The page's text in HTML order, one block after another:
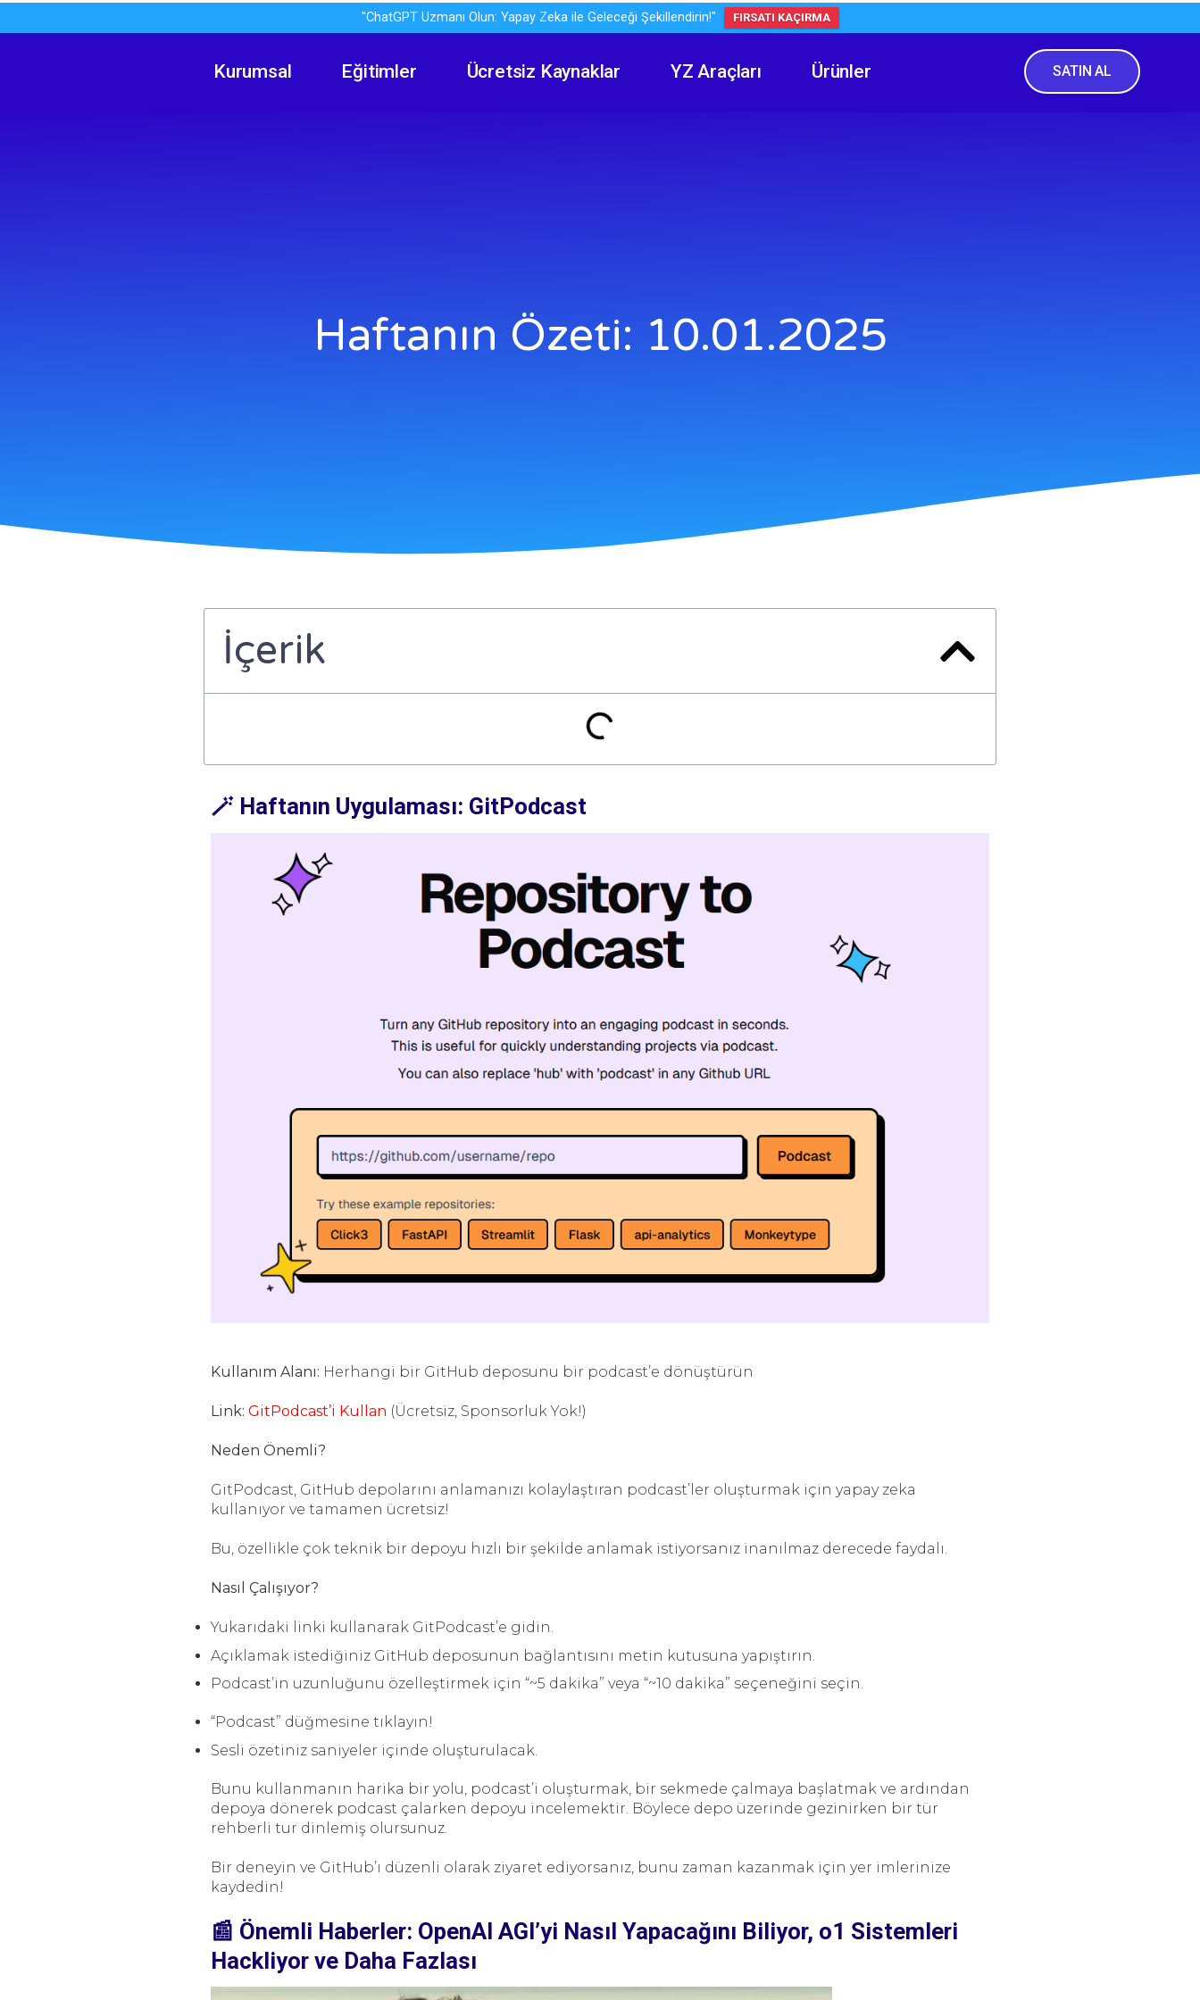
"ChatGPT Uzmanı Olun: Yapay Zeka ile Geleceği Şekillendirin!" FIRSATI KAÇIRMA
Kurumsal Eğitimler Ücretsiz Kaynaklar YZ Araçları Ürünler SATIN AL
Haftanın Özeti: 10.01.2025
İçerik
🪄 Haftanın Uygulaması: GitPodcast
Kullanım Alanı: Herhangi bir GitHub deposunu bir podcast’e dönüştürün
Link: GitPodcast’i Kullan (Ücretsiz, Sponsorluk Yok!)
Neden Önemli?
GitPodcast, GitHub depolarını anlamanızı kolaylaştıran podcast’ler oluşturmak için yapay zeka
kullanıyor ve tamamen ücretsiz!
Bu, özellikle çok teknik bir depoyu hızlı bir şekilde anlamak istiyorsanız inanılmaz derecede faydalı.
Nasıl Çalışıyor?
Yukarıdaki linki kullanarak GitPodcast’e gidin.
Açıklamak istediğiniz GitHub deposunun bağlantısını metin kutusuna yapıştırın.
Podcast’in uzunluğunu özelleştirmek için “~5 dakika” veya “~10 dakika” seçeneğini seçin.
“Podcast” düğmesine tıklayın!
Sesli özetiniz saniyeler içinde oluşturulacak.
Bunu kullanmanın harika bir yolu, podcast’i oluşturmak, bir sekmede çalmaya başlatmak ve ardından
depoya dönerek podcast çalarken depoyu incelemektir. Böylece depo üzerinde gezinirken bir tür
rehberli tur dinlemiş olursunuz.
Bir deneyin ve GitHub’ı düzenli olarak ziyaret ediyorsanız, bunu zaman kazanmak için yer imlerinize
kaydedin!
📰 Önemli Haberler: OpenAI AGI’yi Nasıl Yapacağını Biliyor, o1 Sistemleri
Hackliyor ve Daha Fazlası